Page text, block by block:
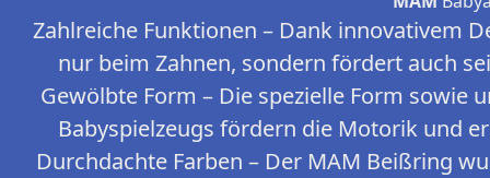
Zahlreiche Funktionen – Dank innovativem
nur beim Zahnen, sondern fördert auch
Gewölbte Form – Die spezielle Form
Babyspielzeugs fördern die Motorik und
Durchdachte Farben – Der MAM Beißring